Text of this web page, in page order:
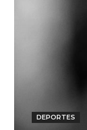
DEPORTES